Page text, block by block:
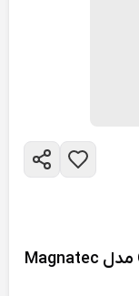
روغن موتور خودرو کاسترول Castrol مدل Magnatec